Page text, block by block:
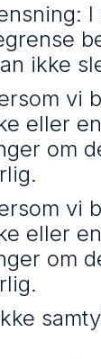
ikke
vi
eller
om
vi
eller
om